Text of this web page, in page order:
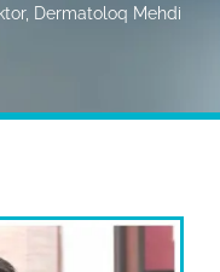
Dermatoloq Mehdi